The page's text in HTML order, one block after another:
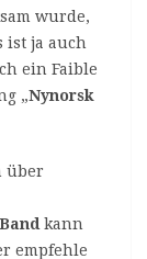
wurde,
ist ja auch
ein Faible
„Nynorsk
über
kann
empfehle